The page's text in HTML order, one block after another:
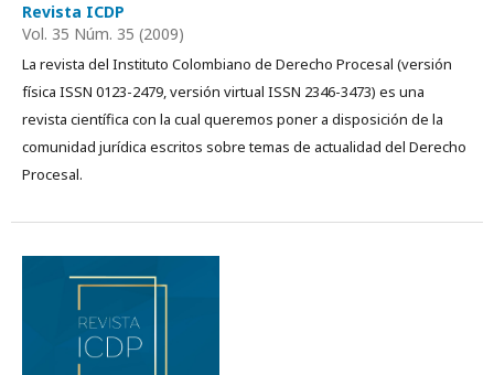
Revista ICDP
Vol. 35 Núm. 35 (2009)
La revista del Instituto Colombiano de Derecho Procesal (versión
física ISSN 0123-2479, versión virtual ISSN 2346-3473) es una
revista científica con la cual queremos poner a disposición de la
comunidad jurídica escritos sobre temas de actualidad del Derecho
Procesal.